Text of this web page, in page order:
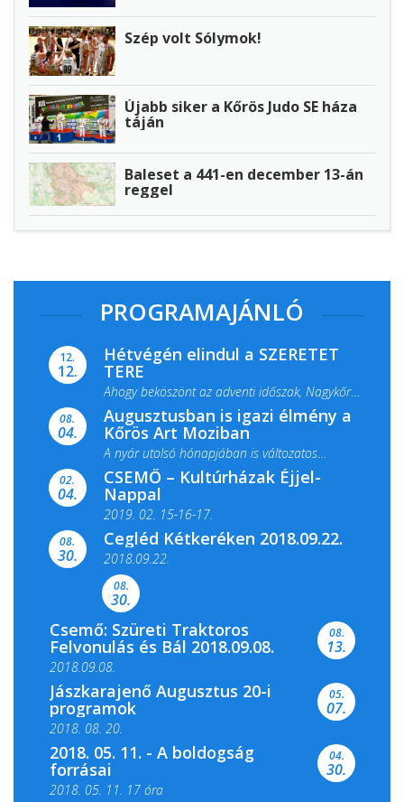
Szép volt Sólymok!
Újabb siker a Kőrös Judo SE háza
táján
Baleset a 441-en december 13-án
reggel
PROGRAMAJÁNLÓ
12.
12.
Hétvégén elindul a SZERETET
TERE
Ahogy beköszönt az adventi időszak, Nagykőrös
ismét megtelik ünnepi fénnyel és közös...
08.
04.
Augusztusban is igazi élmény a
Kőrös Art Moziban
A nyár utolsó hónapjában is változatos
filmkínálattal, családi...
02.
04.
CSEMŐ – Kultúrházak Éjjel-
Nappal
2019. 02. 15-16-17.
Színes és tartalmas programokkal várja a
Csemői Községi Könyvtár és...
08.
30.
Cegléd Kétkeréken 2018.09.22.
2018.09.22.
08.
30.
Csemő: Szüreti Traktoros
Felvonulás és Bál 2018.09.08.
2018.09.08.
08.
13.
Jászkarajenő Augusztus 20-i
programok
2018. 08. 20.
05.
07.
2018. 05. 11. - A boldogság
forrásai
2018. 05. 11. 17 óra
04.
30.